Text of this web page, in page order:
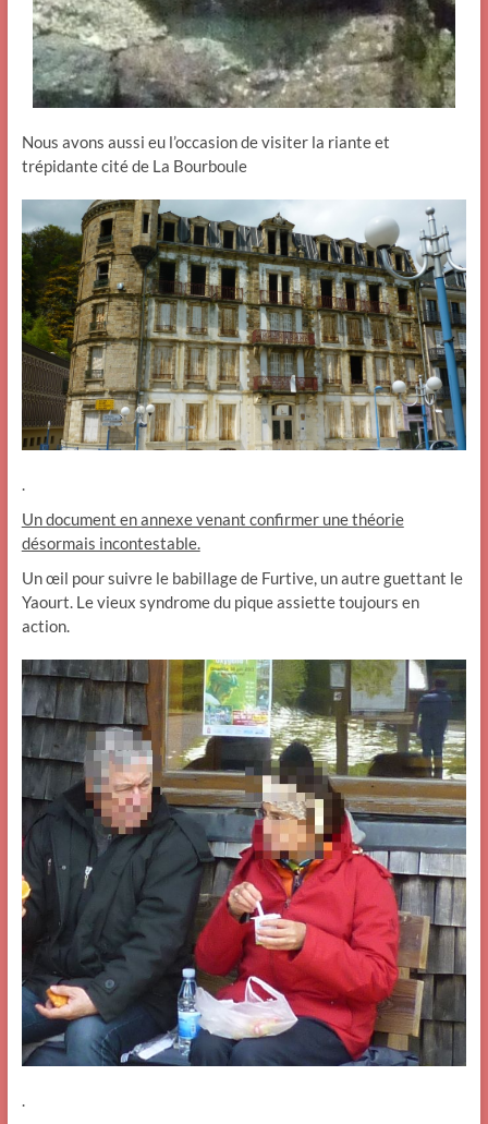
Nous avons aussi eu l’occasion de visiter la riante et
trépidante cité de La Bourboule
.
Un document en annexe venant confirmer une théorie
désormais incontestable.
Un œil pour suivre le babillage de Furtive, un autre guettant le
Yaourt. Le vieux syndrome du pique assiette toujours en
action.
.